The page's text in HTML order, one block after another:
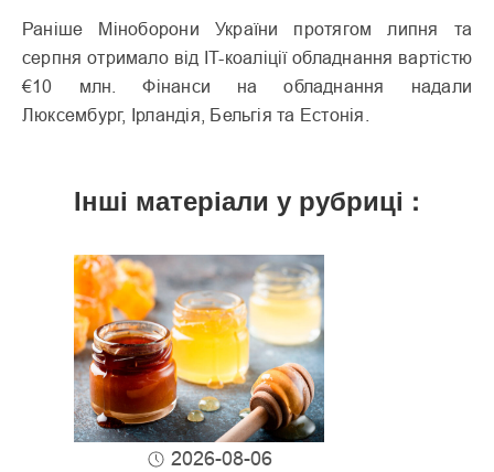
Раніше Міноборони України протягом липня та
серпня отримало від IT-коаліції обладнання вартістю
€10 млн. Фінанси на обладнання надали
Люксембург, Ірландія, Бельгія та Естонія.
Інші матеріали у рубриці :
2026-08-06